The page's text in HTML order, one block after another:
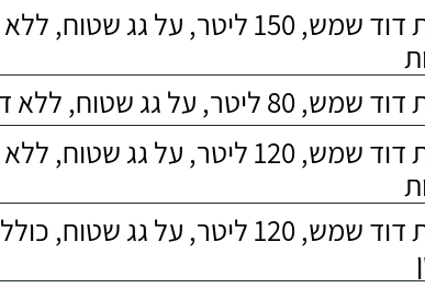
התקנת דוד שמש, 150 ליטר, על גג
על גג שטוח, ללא דרישות מיוחדות
התקנת דוד שמש, 120 ליטר, על גג
התקנת דוד שמש, 120 ליטר, על גג